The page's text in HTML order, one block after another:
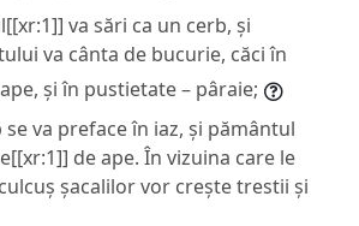
va sări ca un cerb, și
va cânta de bucurie, căci în
și în pustietate – pâraie;
va preface în iaz, și pământul
de ape. În vizuina care le
șacalilor vor crește trestii și